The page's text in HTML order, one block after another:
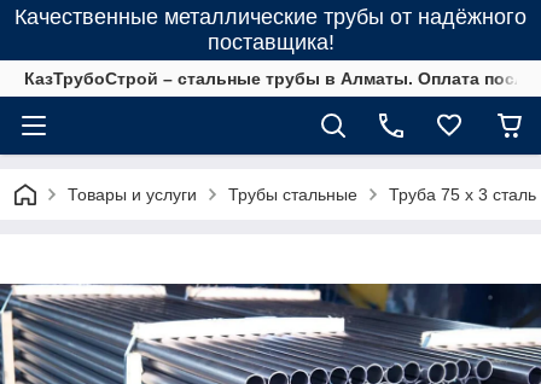
Качественные металлические трубы от надёжного
поставщика!
КазТрубоСтрой – стальные трубы в Алматы. Оплата
Товары и услуги Трубы стальные Труба 75 х 3 сталь